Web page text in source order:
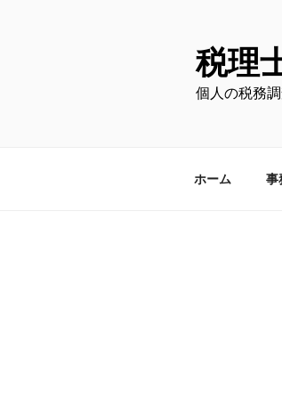
税理
個人の税務
ホーム 事